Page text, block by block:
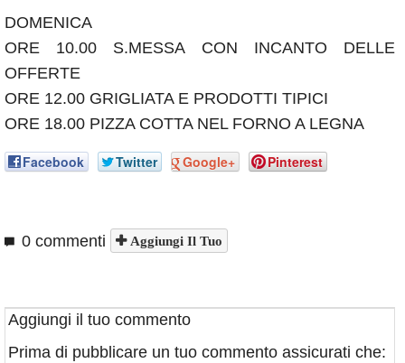
DOMENICA
ORE 10.00 S.MESSA CON INCANTO DELLE
OFFERTE
ORE 12.00 GRIGLIATA E PRODOTTI TIPICI
ORE 18.00 PIZZA COTTA NEL FORNO A LEGNA
Facebook Twitter Google+ Pinterest
0 commenti Aggiungi Il Tuo
Aggiungi il tuo commento
Prima di pubblicare un tuo commento assicurati che: